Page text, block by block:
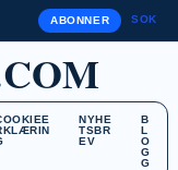
ABONNER SOK
NYHE
TSBR
EV
B
L
O
G
G